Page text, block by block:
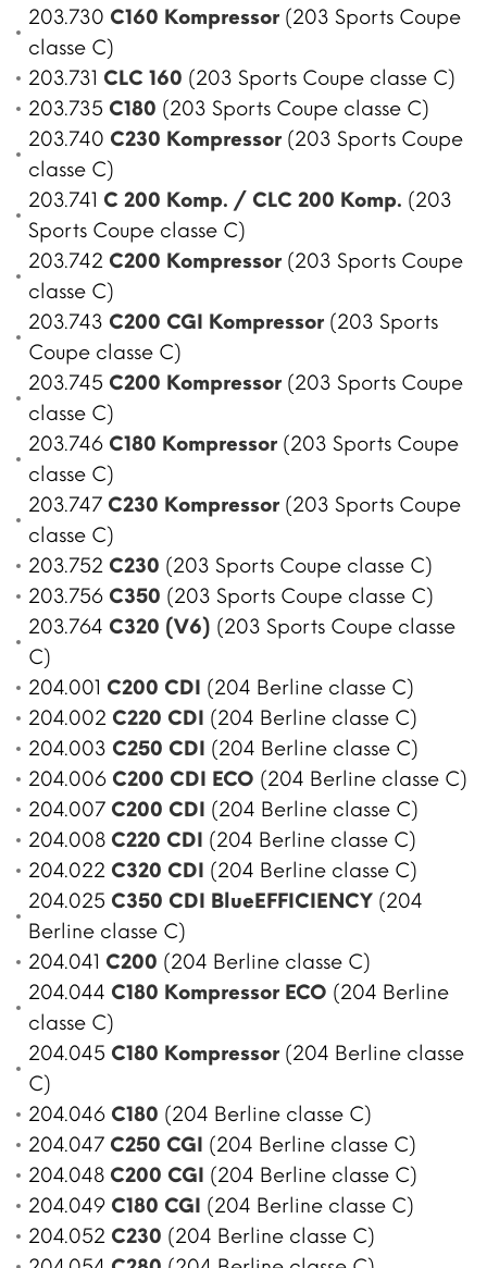
203.730 C160 Kompressor (203 Sports Coupe
classe C)
203.731 CLC 160 (203 Sports Coupe classe C)
203.735 C180 (203 Sports Coupe classe C)
203.740 C230 Kompressor (203 Sports Coupe
classe C)
203.741 C 200 Komp. / CLC 200 Komp. (203
Sports Coupe classe C)
203.742 C200 Kompressor (203 Sports Coupe
classe C)
203.743 C200 CGI Kompressor (203 Sports
Coupe classe C)
203.745 C200 Kompressor (203 Sports Coupe
classe C)
203.746 C180 Kompressor (203 Sports Coupe
classe C)
203.747 C230 Kompressor (203 Sports Coupe
classe C)
203.752 C230 (203 Sports Coupe classe C)
203.756 C350 (203 Sports Coupe classe C)
203.764 C320 (V6) (203 Sports Coupe classe
C)
204.001 C200 CDI (204 Berline classe C)
204.002 C220 CDI (204 Berline classe C)
204.003 C250 CDI (204 Berline classe C)
204.006 C200 CDI ECO (204 Berline classe C)
204.007 C200 CDI (204 Berline classe C)
204.008 C220 CDI (204 Berline classe C)
204.022 C320 CDI (204 Berline classe C)
204.025 C350 CDI BlueEFFICIENCY (204
Berline classe C)
204.041 C200 (204 Berline classe C)
204.044 C180 Kompressor ECO (204 Berline
classe C)
204.045 C180 Kompressor (204 Berline classe
C)
204.046 C180 (204 Berline classe C)
204.047 C250 CGI (204 Berline classe C)
204.048 C200 CGI (204 Berline classe C)
204.049 C180 CGI (204 Berline classe C)
204.052 C230 (204 Berline classe C)